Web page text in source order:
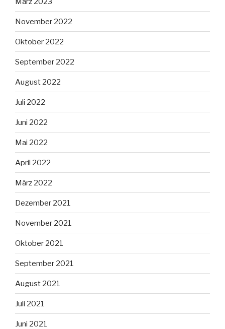
November 2022
Oktober 2022
September 2022
August 2022
Juli 2022
Juni 2022
Mai 2022
April 2022
März 2022
Dezember 2021
November 2021
Oktober 2021
September 2021
August 2021
Juli 2021
Juni 2021